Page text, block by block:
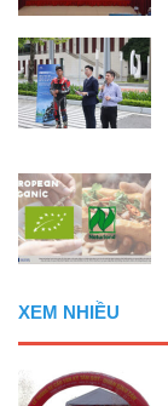
XEM NHIỀU